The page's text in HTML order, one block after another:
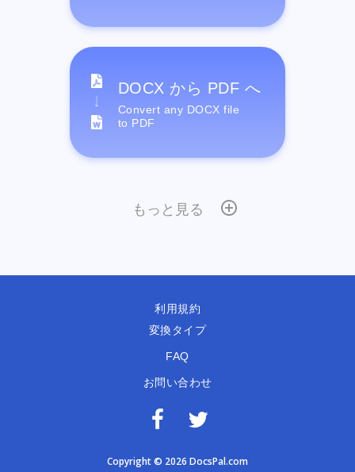
DOCX から PDF へ
Convert any DOCX file
to PDF
もっと見る
利用規約
変換タイプ
FAQ
お問い合わせ
Copyright © 2026 DocsPal.com